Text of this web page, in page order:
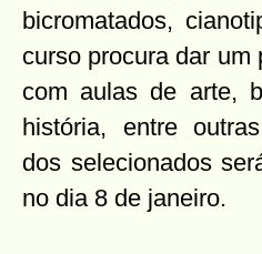
bicromatados,
curso procura dar
com aulas de arte,
história, entre
dos selecionados
no dia 8 de janeiro.